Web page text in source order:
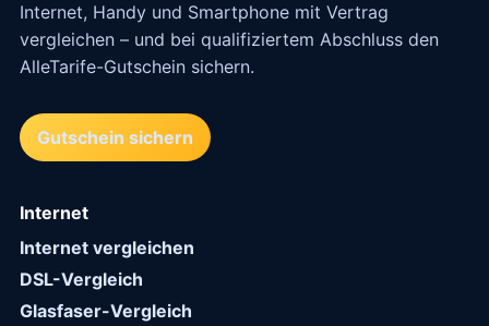
Internet, Handy und Smartphone mit Vertrag
vergleichen – und bei qualifiziertem Abschluss den
AlleTarife-Gutschein sichern.
Gutschein sichern
Internet
Internet vergleichen
DSL-Vergleich
Glasfaser-Vergleich